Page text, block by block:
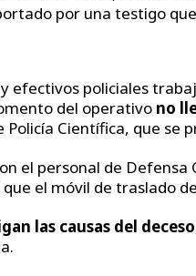
por una testigo
efectivos policiales
del operativo no
Científica, que
el personal de
el móvil de traslado
las causas del deceso